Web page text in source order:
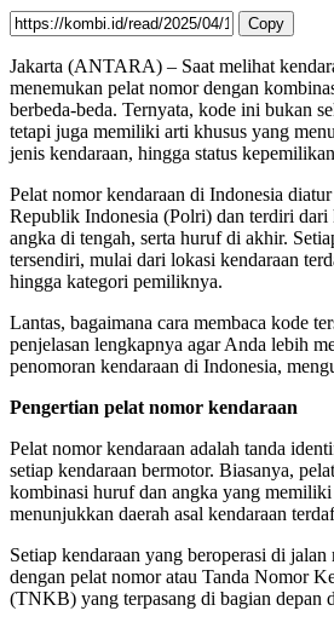
Copy
Jakarta (ANTARA) – Saat melihat
menemukan pelat nomor dengan
berbeda-beda. Ternyata, kode ini bukan
tetapi juga memiliki arti khusus yang
jenis kendaraan, hingga status
Pelat nomor kendaraan di Indonesia
Republik Indonesia (Polri) dan terdiri
angka di tengah, serta huruf di akhir.
tersendiri, mulai dari lokasi kendaraan
hingga kategori pemiliknya.
Lantas, bagaimana cara membaca kode
penjelasan lengkapnya agar Anda lebih
penomoran kendaraan di Indonesia,
Pengertian pelat nomor kendaraan
Pelat nomor kendaraan adalah tanda
setiap kendaraan bermotor. Biasanya,
kombinasi huruf dan angka yang memiliki
menunjukkan daerah asal kendaraan
Setiap kendaraan yang beroperasi di
dengan pelat nomor atau Tanda Nomor
(TNKB) yang terpasang di bagian depan